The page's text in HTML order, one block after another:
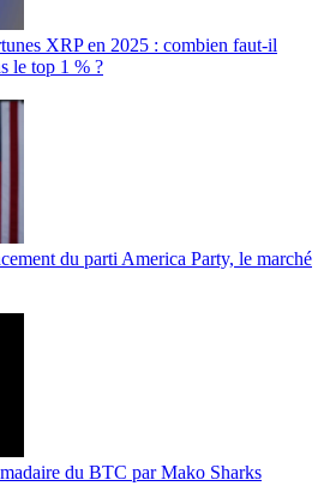
XRP en 2025 : combien faut-il
le top 1 % ?
du parti America Party, le marché
du BTC par Mako Sharks